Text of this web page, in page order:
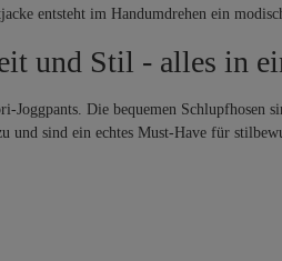
entsteht im Handumdrehen ein
und Stil - alles in
Joggpants. Die bequemen
und sind ein echtes Must-Have für